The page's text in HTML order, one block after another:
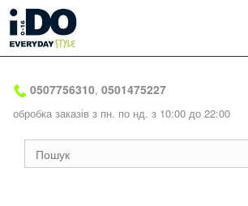
0507756310, 0501475227
обробка заказів з пн. по нд. з 10:00 до 22:00